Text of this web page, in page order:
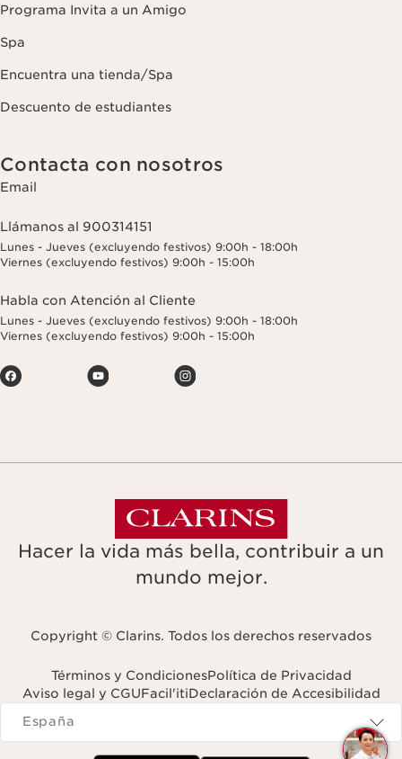
Programa Invita a un Amigo
Spa
Encuentra una tienda/Spa
Descuento de estudiantes
Contacta con nosotros
Email
Llámanos al 900314151
Lunes - Jueves (excluyendo festivos) 9:00h - 18:00h
Viernes (excluyendo festivos) 9:00h - 15:00h
Habla con Atención al Cliente
Lunes - Jueves (excluyendo festivos) 9:00h - 18:00h
Viernes (excluyendo festivos) 9:00h - 15:00h
Hacer la vida más bella, contribuir a un
mundo mejor.
Copyright © Clarins. Todos los derechos reservados
Términos y CondicionesPolítica de Privacidad
Aviso legal y CGUFacil'itiDeclaración de Accesibilidad
Navigates to
España